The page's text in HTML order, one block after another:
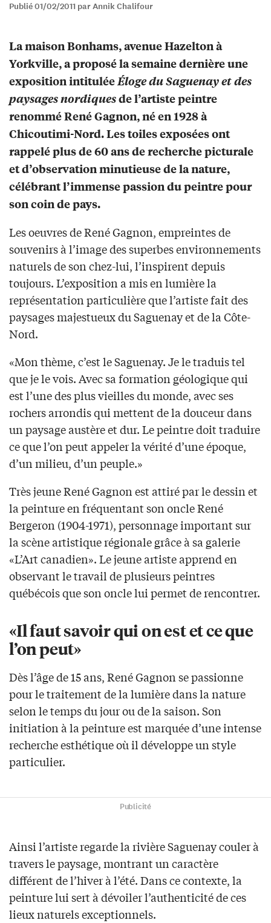
Publié 01/02/2011 par Annik Chalifour
La maison Bonhams, avenue Hazelton à
Yorkville, a proposé la semaine dernière une
exposition intituléeÉloge du Saguenay et des
paysages nordiquesde l’artiste peintre
renommé René Gagnon, né en 1928 à
Chicoutimi-Nord. Les toiles exposées ont
rappelé plus de 60 ans de recherche picturale
et d’observation minutieuse de la nature,
célébrant l’immense passion du peintre pour
son coin de pays.
Les oeuvres de René Gagnon, empreintes de
souvenirs à l’image des superbes environnements
naturels de son chez-lui, l’inspirent depuis
toujours. L’exposition a mis en lumière la
représentation particulière que l’artiste fait des
paysages majestueux du Saguenay et de la Côte-
Nord.
«Mon thème, c’est le Saguenay. Je le traduis tel
que je le vois. Avec sa formation géologique qui
est l’une des plus vieilles du monde, avec ses
rochers arrondis qui mettent de la douceur dans
un paysage austère et dur. Le peintre doit traduire
ce que l’on peut appeler la vérité d’une époque,
d’un milieu, d’un peuple.»
Très jeune René Gagnon est attiré par le dessin et
la peinture en fréquentant son oncle René
Bergeron (1904-1971), personnage important sur
la scène artistique régionale grâce à sa galerie
«L’Art canadien». Le jeune artiste apprend en
observant le travail de plusieurs peintres
québécois que son oncle lui permet de rencontrer.
«Il faut savoir qui on est et ce que
l’on peut»
Dès l’âge de 15 ans, René Gagnon se passionne
pour le traitement de la lumière dans la nature
selon le temps du jour ou de la saison. Son
initiation à la peinture est marquée d’une intense
recherche esthétique où il développe un style
particulier.
Publicité
Ainsi l’artiste regarde la rivière Saguenay couler à
travers le paysage, montrant un caractère
différent de l’hiver à l’été. Dans ce contexte, la
peinture lui sert à dévoiler l’authenticité de ces
lieux naturels exceptionnels.